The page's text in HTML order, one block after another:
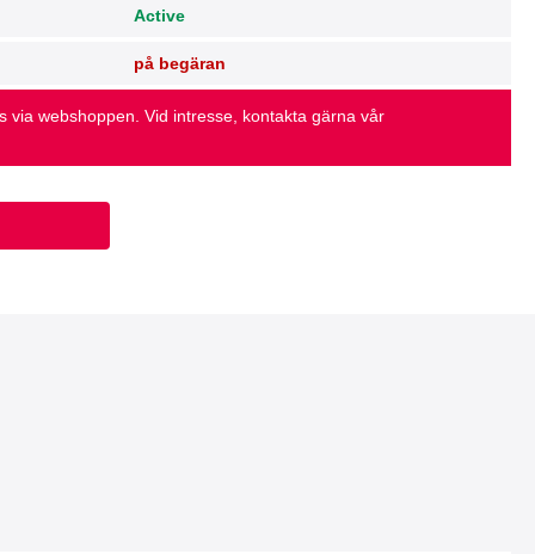
Active
på begäran
via webshoppen. Vid intresse, kontakta gärna vår